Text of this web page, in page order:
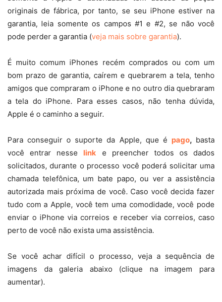
originais de fábrica, por tanto, se seu iPhone estiver na
garantia, leia somente os campos #1 e #2, se não você
pode perder a garantia (veja mais sobre garantia).
É muito comum iPhones recém comprados ou com um
bom prazo de garantia, caírem e quebrarem a tela, tenho
amigos que compraram o iPhone e no outro dia quebraram
a tela do iPhone. Para esses casos, não tenha dúvida,
Apple é o caminho a seguir.
Para conseguir o suporte da Apple, que é pago, basta
você entrar nesse link e preencher todos os dados
solicitados, durante o processo você poderá solicitar uma
chamada telefônica, um bate papo, ou ver a assistência
autorizada mais próxima de você. Caso você decida fazer
tudo com a Apple, você tem uma comodidade, você pode
enviar o iPhone via correios e receber via correios, caso
perto de você não exista uma assistência.
Se você achar difícil o processo, veja a sequência de
imagens da galeria abaixo (clique na imagem para
aumentar).